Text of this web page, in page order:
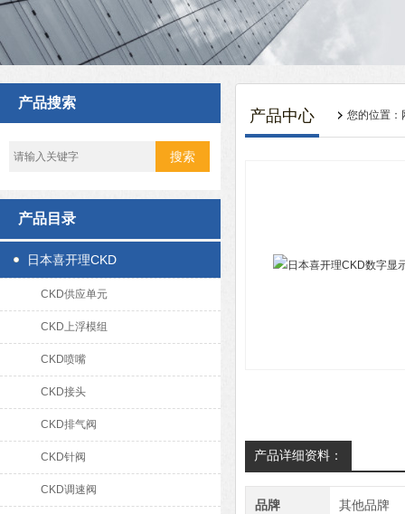
产品搜索
产品目录
日本喜开理CKD
CKD供应单元
CKD上浮模组
CKD喷嘴
CKD接头
CKD排气阀
CKD针阀
CKD调速阀
产品中心 您的位置：
产品详细资料：
品牌 其他品牌